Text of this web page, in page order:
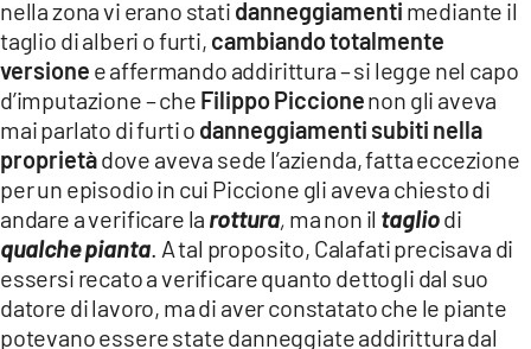
nella zona vi erano stati danneggiamenti mediante il
taglio di alberi o furti, cambiando totalmente
versione e affermando addirittura – si legge nel capo
d’imputazione – che Filippo Piccionenon gli aveva
mai parlato di furti o danneggiamenti subiti nella
proprietàdove aveva sede l’azienda, fatta eccezione
per un episodio in cui Piccione gli aveva chiesto di
andare a verificare la rottura, ma non il tagliodi
qualche pianta . A tal proposito, Calafati precisava di
essersi recato a verificare quanto dettogli dal suo
datore di lavoro, ma di aver constatato che le piante
potevano essere state danneggiate addirittura dal